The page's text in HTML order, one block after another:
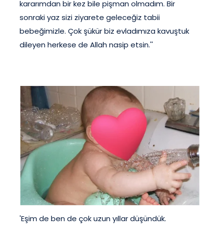
kararımdan bir kez bile pişman olmadım. Bir
sonraki yaz sizi ziyarete geleceğiz tabii
bebeğimizle. Çok şükür biz evladımıza kavuştuk
dileyen herkese de Allah nasip etsin.''
'Eşim de ben de çok uzun yıllar düşündük.